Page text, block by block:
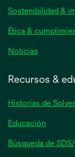
una
Sostenibilidad &
Ética &
Noticias
pestaña
Recursos &
Historias de
Educación
Búsqueda de